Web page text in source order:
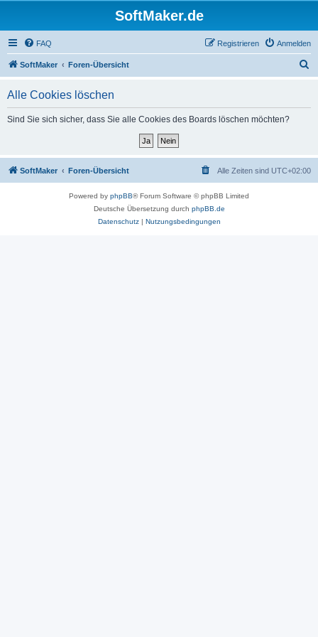
SoftMaker.de
FAQ Anmelden
Registrieren
SoftMaker Foren-Übersicht
Alle Cookies löschen
Sind Sie sich sicher, dass Sie alle Cookies des Boards löschen möchten?
SoftMaker Foren-Übersicht Alle Zeiten sind UTC+02:00
Powered by phpBB® Forum Software © phpBB Limited
Deutsche Übersetzung durch phpBB.de
Datenschutz| Nutzungsbedingungen